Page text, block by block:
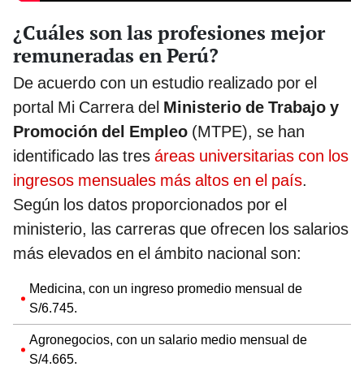
¿Cuáles son las profesiones mejor
remuneradas en Perú?
De acuerdo con un estudio realizado por el
portal Mi Carrera del Ministerio de Trabajo y
Promoción del Empleo (MTPE), se han
identificado las tres áreas universitarias con los
ingresos mensuales más altos en el país.
Según los datos proporcionados por el
ministerio, las carreras que ofrecen los salarios
más elevados en el ámbito nacional son:
Medicina, con un ingreso promedio mensual de
S/6.745.
Agronegocios, con un salario medio mensual de
S/4.665.